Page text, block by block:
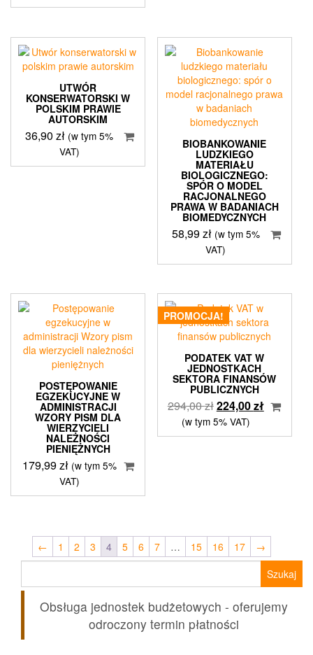
UTWÓR
KONSERWATORSKI W
POLSKIM PRAWIE
AUTORSKIM
36,90zł (w tym 5%
VAT)
BIOBANKOWANIE
LUDZKIEGO
MATERIAŁU
BIOLOGICZNEGO:
SPÓR O MODEL
RACJONALNEGO
PRAWA W BADANIACH
BIOMEDYCZNYCH
58,99zł (w tym 5%
VAT)
POSTĘPOWANIE
EGZEKUCYJNE W
ADMINISTRACJI
WZORY PISM DLA
WIERZYCIELI
NALEŻNOŚCI
PIENIĘŻNYCH
179,99zł (w tym 5%
VAT)
PROMOCJA!
PODATEK VAT W
JEDNOSTKACH
SEKTORA FINANSÓW
PUBLICZNYCH
294,00złPierwotna
cena
wynosiła:
224,00złAktualna
wynosi:
(w tym 5% VAT)
← 1 2 3 4 5 6 7 … 15 16 17
→
Obsługa jednostek budżetowych - oferujemy
odroczony termin płatności